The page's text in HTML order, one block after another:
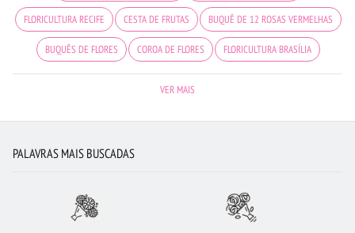
FLORICULTURA RECIFE CESTA DE FRUTAS BUQUÊ DE 12 ROSAS VERMELHAS
BUQUÊS DE FLORES COROA DE FLORES FLORICULTURA BRASÍLIA
MAIS BUSCADOS FLORICULTURA JOÃO PESSOA
VER MAIS
PALAVRAS MAIS BUSCADAS